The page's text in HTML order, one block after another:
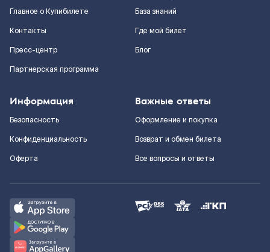
Главное о Купибилете
Контакты
Пресс-центр
Партнерская программа
База знаний
Где мой билет
Блог
Информация
Безопасность
Конфиденциальность
Оферта
Важные ответы
Оформление и покупка
Возврат и обмен билета
Все вопросы и ответы